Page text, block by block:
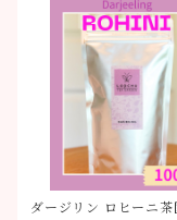
ダージリン ロヒーニ